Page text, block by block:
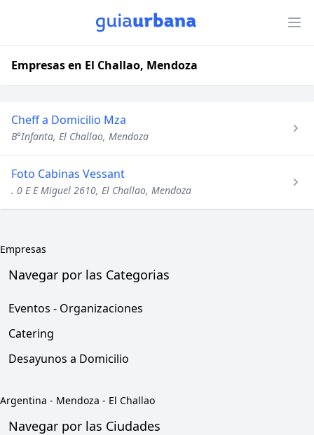
Empresas en El Challao, Mendoza
Cheff a Domicilio Mza
B°Infanta, El Challao, Mendoza
Foto Cabinas Vessant
. 0 E E Miguel 2610, El Challao, Mendoza
Empresas
Navegar por las Categorias
Eventos - Organizaciones
Catering
Desayunos a Domicilio
Argentina - Mendoza - El Challao
Navegar por las Ciudades